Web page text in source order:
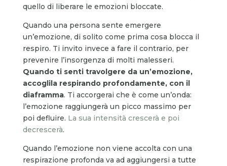
quello di liberare le emozioni bloccate.
Quando una persona sente emergere
un’emozione, di solito come prima cosa blocca il
respiro. Ti invito invece a fare il contrario, per
prevenire l’insorgenza di molti malesseri.
Quando ti senti travolgere da un’emozione,
accoglila respirando profondamente, con il
diaframma. Ti accorgerai che è come un’onda:
l’emozione raggiungerà un picco massimo per
poi defluire. La sua intensità crescerà e poi
decrescerà.
Quando l’emozione non viene accolta con una
respirazione profonda va ad aggiungersi a tutte